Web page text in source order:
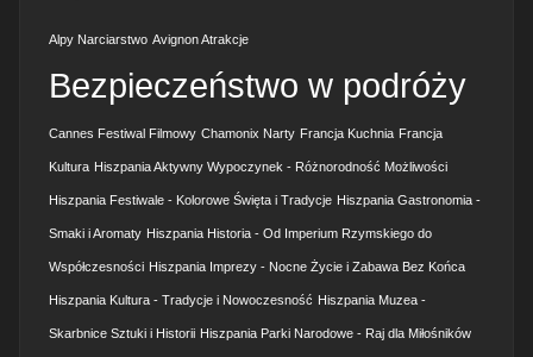
Alpy Narciarstwo Avignon Atrakcje
Bezpieczeństwo w podróży
Cannes Festiwal Filmowy Chamonix Narty Francja Kuchnia Francja
Kultura Hiszpania Aktywny Wypoczynek - Różnorodność Możliwości
Hiszpania Festiwale - Kolorowe Święta i Tradycje Hiszpania Gastronomia -
Smaki i Aromaty Hiszpania Historia - Od Imperium Rzymskiego do
Współczesności Hiszpania Imprezy - Nocne Życie i Zabawa Bez Końca
Hiszpania Kultura - Tradycje i Nowoczesność Hiszpania Muzea -
Skarbnice Sztuki i Historii Hiszpania Parki Narodowe - Raj dla Miłośników